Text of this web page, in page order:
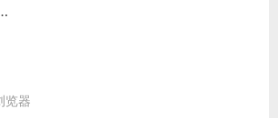
览器